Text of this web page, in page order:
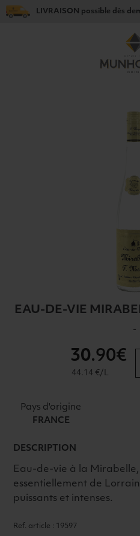
LIVRAISON possible dès
EAU-DE-VIE
-
30.90€
44.14 €/L
Pays d'origine
FRANCE
DESCRIPTION
Eau-de-vie à la
essentiellement de
puissants et intenses.
Ref. article : 19597